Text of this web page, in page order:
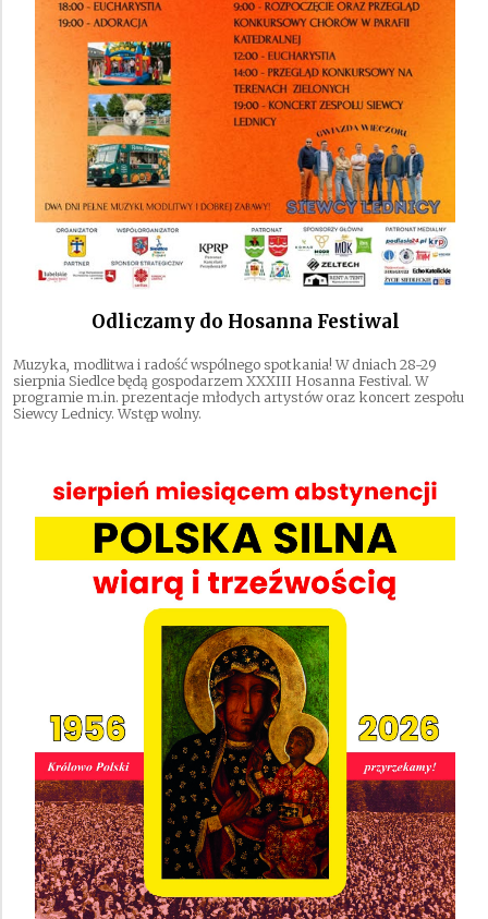
Odliczamy do Hosanna Festiwal
Muzyka, modlitwa i radość wspólnego spotkania! W dniach 28-29
sierpnia Siedlce będą gospodarzem XXXIII Hosanna Festival. W
programie m.in. prezentacje młodych artystów oraz koncert zespołu
Siewcy Lednicy. Wstęp wolny.